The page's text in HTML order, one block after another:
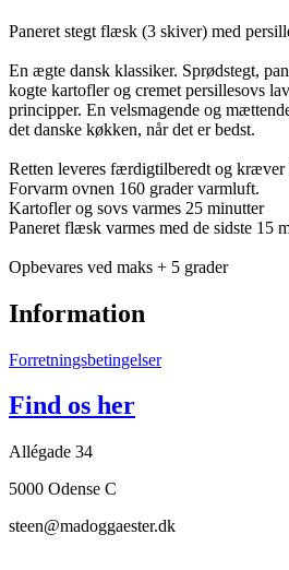
Paneret stegt flæsk (3 skiver) med
En ægte dansk klassiker. Sprødstegt,
kogte kartofler og cremet persillesovs
principper. En velsmagende og
det danske køkken, når det er bedst.
Retten leveres færdigtilberedt og
Forvarm ovnen 160 grader varmluft.
Kartofler og sovs varmes 25 minutter
Paneret flæsk varmes med de sidste 15
Opbevares ved maks + 5 grader
Information
Forretningsbetingelser
Find os her
Allégade 34
5000 Odense C
steen@madoggaester.dk